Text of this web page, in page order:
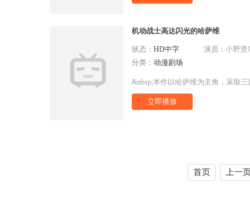
机动战士高达闪光的哈萨维
状态： HD中字 演员： 小野贤章,上田丽奈,诹访部顺一,
分类： 动漫剧场
&nbsp;本作以哈萨维为主角，采取
立即播放
首页 上一页